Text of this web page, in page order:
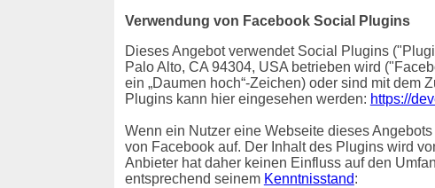
Verwendung von Facebook Social Plugins
Dieses Angebot verwendet Social Plugins
Palo Alto, CA 94304, USA betrieben wird
ein „Daumen hoch“-Zeichen) oder sind mit dem
Plugins kann hier eingesehen werden: https://
Wenn ein Nutzer eine Webseite dieses
von Facebook auf. Der Inhalt des Plugins wird
Anbieter hat daher keinen Einfluss auf den
entsprechend seinem Kenntnisstand: